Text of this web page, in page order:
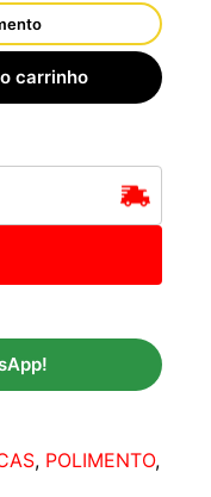
carrinho
, POLIMENTO,